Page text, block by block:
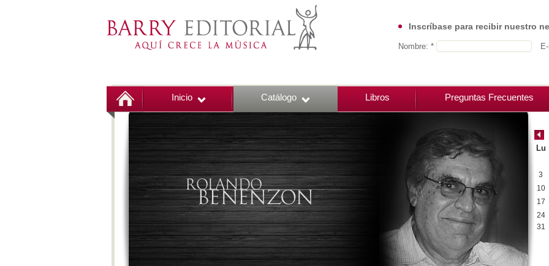
Inscríbase para recibir nuestro
Nombre: *
Inicio Catálogo Libros Preguntas Frecuentes
00:00
Lu
3
10
17
24
31